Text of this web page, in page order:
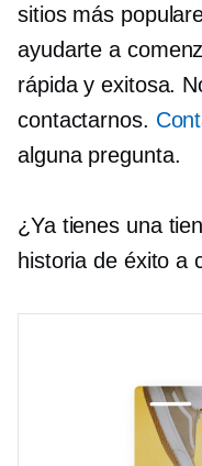
sitios más
ayudarte a
rápida y exitosa.
contactarnos.
alguna pregunta.
¿Ya tienes una
historia de éxito a